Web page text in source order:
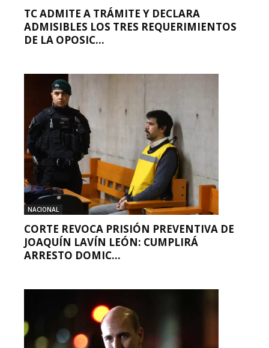
TC ADMITE A TRÁMITE Y DECLARA
ADMISIBLES LOS TRES REQUERIMIENTOS
DE LA OPOSIC...
NACIONAL
CORTE REVOCA PRISIÓN PREVENTIVA DE
JOAQUÍN LAVÍN LEÓN: CUMPLIRÁ
ARRESTO DOMIC...